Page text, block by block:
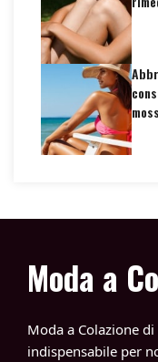
Moda a
Moda a Colazione
indispensabile per